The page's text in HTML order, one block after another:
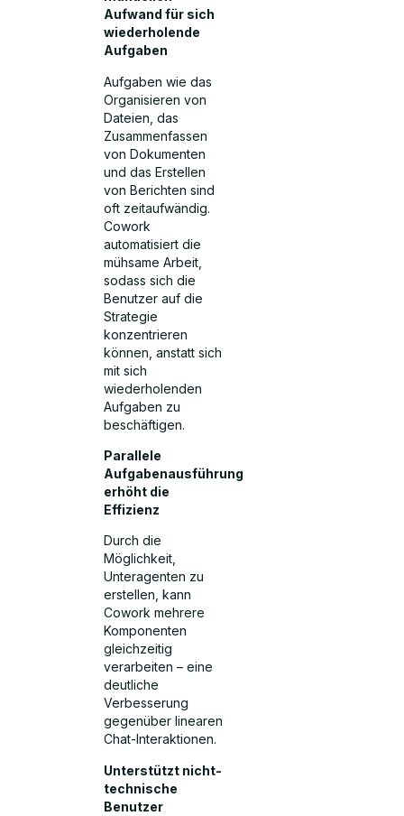
Aufwand für sich
wiederholende
Aufgaben
Aufgaben wie das
Organisieren von
Dateien, das
Zusammenfassen
von Dokumenten
und das Erstellen
von Berichten sind
oft zeitaufwändig.
Cowork
automatisiert die
mühsame Arbeit,
sodass sich die
Benutzer auf die
Strategie
konzentrieren
können, anstatt sich
mit sich
wiederholenden
Aufgaben zu
beschäftigen.
Parallele
Aufgabenausführung
erhöht die
Effizienz
Durch die
Möglichkeit,
Unteragenten zu
erstellen, kann
Cowork mehrere
Komponenten
gleichzeitig
verarbeiten – eine
deutliche
Verbesserung
gegenüber linearen
Chat-Interaktionen.
Unterstützt nicht-
technische
Benutzer